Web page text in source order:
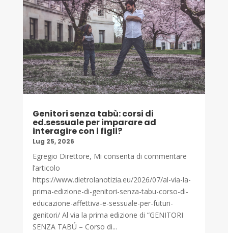
Genitori senza tabù: corsi di
ed.sessuale per imparare ad
interagire con i figli?
Lug 25, 2026
Egregio Direttore, Mi consenta di commentare
l’articolo
https://www.dietrolanotizia.eu/2026/07/al-via-la-
prima-edizione-di-genitori-senza-tabu-corso-di-
educazione-affettiva-e-sessuale-per-futuri-
genitori/ Al via la prima edizione di “GENITORI
SENZA TABÚ – Corso di...